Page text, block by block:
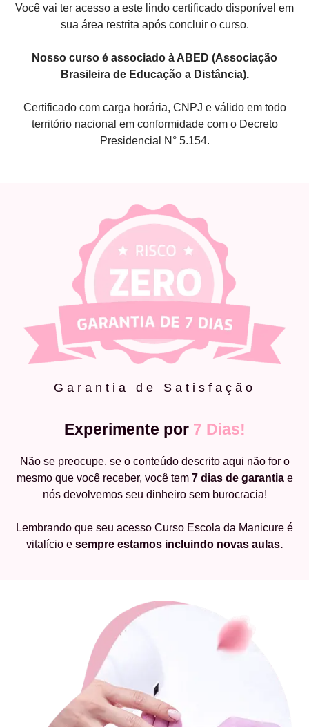
Você vai ter acesso a este lindo certificado disponível em
sua área restrita após concluir o curso.
Nosso curso é associado à ABED (Associação
Brasileira de Educação a Distância).
Certificado com carga horária, CNPJ e válido em todo
território nacional em conformidade com o Decreto
Presidencial N° 5.154.
Garantia de Satisfação
Experimente por 7 Dias!
Não se preocupe, se o conteúdo descrito aqui não for o
mesmo que você receber, você tem 7 dias de garantiae
nós devolvemos seu dinheiro sem burocracia!
Lembrando que seu acesso Curso Escola da Manicure é
vitalício e sempre estamos incluindo novas aulas.